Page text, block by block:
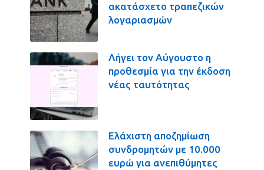
ακατάσχετο τραπεζικών
λογαριασμών
Λήγει τον Αύγουστο η
προθεσμία για την έκδοση
νέας ταυτότητας
Ελάχιστη αποζημίωση
συνδρομητών με 10.000
ευρώ για ανεπιθύμητες